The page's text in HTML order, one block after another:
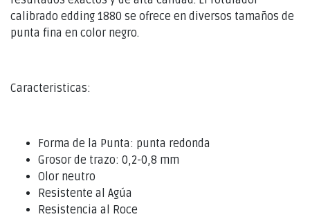
calibrado edding 1880 se ofrece en diversos tamaños de
punta fina en color negro.
Caracteristicas:
Forma de la Punta: punta redonda
Grosor de trazo: 0,2-0,8 mm
Olor neutro
Resistente al Agúa
Resistencia al Roce